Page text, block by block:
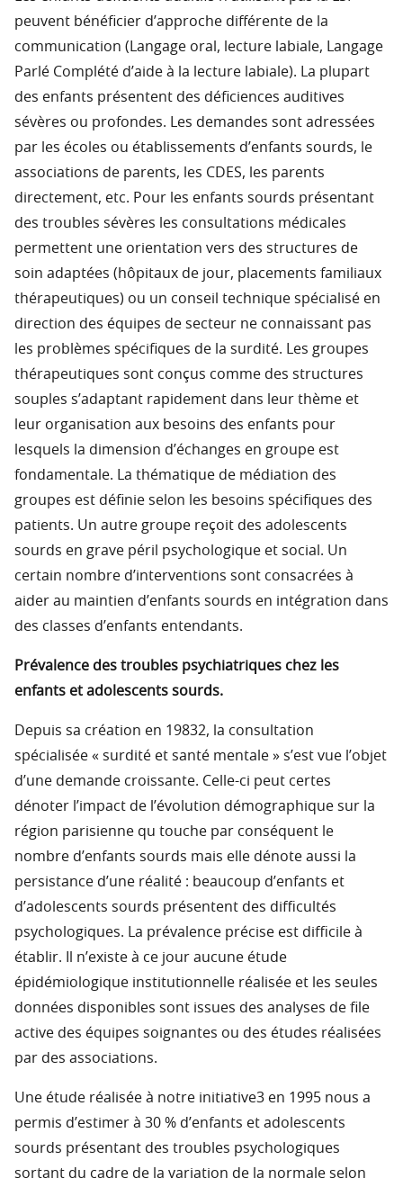
peuvent bénéficier d’approche différente de la
communication (Langage oral, lecture labiale, Langage
Parlé Complété d’aide à la lecture labiale). La plupart
des enfants présentent des déficiences auditives
sévères ou profondes. Les demandes sont adressées
par les écoles ou établissements d’enfants sourds, le
associations de parents, les CDES, les parents
directement, etc. Pour les enfants sourds présentant
des troubles sévères les consultations médicales
permettent une orientation vers des structures de
soin adaptées (hôpitaux de jour, placements familiaux
thérapeutiques) ou un conseil technique spécialisé en
direction des équipes de secteur ne connaissant pas
les problèmes spécifiques de la surdité. Les groupes
thérapeutiques sont conçus comme des structures
souples s’adaptant rapidement dans leur thème et
leur organisation aux besoins des enfants pour
lesquels la dimension d’échanges en groupe est
fondamentale. La thématique de médiation des
groupes est définie selon les besoins spécifiques des
patients. Un autre groupe reçoit des adolescents
sourds en grave péril psychologique et social. Un
certain nombre d’interventions sont consacrées à
aider au maintien d’enfants sourds en intégration dans
des classes d’enfants entendants.
Prévalence des troubles psychiatriques chez les
enfants et adolescents sourds.
Depuis sa création en 19832, la consultation
spécialisée « surdité et santé mentale » s’est vue l’objet
d’une demande croissante. Celle-ci peut certes
dénoter l’impact de l’évolution démographique sur la
région parisienne qu touche par conséquent le
nombre d’enfants sourds mais elle dénote aussi la
persistance d’une réalité : beaucoup d’enfants et
d’adolescents sourds présentent des difficultés
psychologiques. La prévalence précise est difficile à
établir. Il n’existe à ce jour aucune étude
épidémiologique institutionnelle réalisée et les seules
données disponibles sont issues des analyses de file
active des équipes soignantes ou des études réalisées
par des associations.
Une étude réalisée à notre initiative3 en 1995 nous a
permis d’estimer à 30 % d’enfants et adolescents
sourds présentant des troubles psychologiques
sortant du cadre de la variation de la normale selon